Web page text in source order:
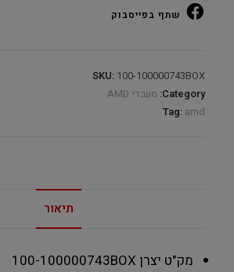
–
שתף בפייסבוק
SKU: 100-100000743BOX
Category: מעבדי AMD
Tag: amd
תיאור
מק"ט יצרן 100-100000743BOX